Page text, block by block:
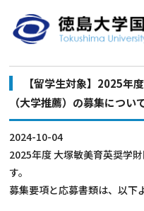
【留学生対象】2025年
（大学推薦）の募集につい
2024-10-04
2025年度 大塚敏美育英奨学
す。
募集要項と応募書類は、以下